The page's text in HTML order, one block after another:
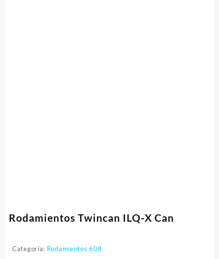
Rodamientos Twincan ILQ-X Can
Categoría: Rodamientos 608